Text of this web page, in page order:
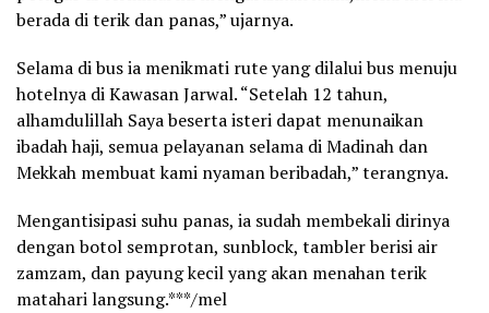
berada di terik dan panas,” ujarnya.
Selama di bus ia menikmati rute yang dilalui bus menuju
hotelnya di Kawasan Jarwal. “Setelah 12 tahun,
alhamdulillah Saya beserta isteri dapat menunaikan
ibadah haji, semua pelayanan selama di Madinah dan
Mekkah membuat kami nyaman beribadah,” terangnya.
Mengantisipasi suhu panas, ia sudah membekali dirinya
dengan botol semprotan, sunblock, tambler berisi air
zamzam, dan payung kecil yang akan menahan terik
matahari langsung.***/mel